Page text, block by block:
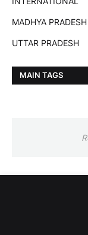
MADHYA PRADESH
UTTAR PRADESH
MAIN TAGS